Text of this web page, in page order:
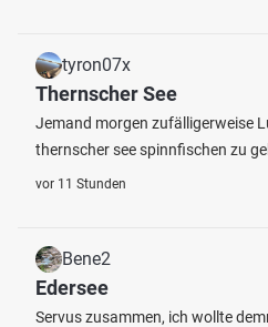
tyron07x
Thernscher See
Jemand morgen zufälligerweise
thernscher see spinnfischen zu
vor 11 Stunden
Bene2
Edersee
Servus zusammen, ich wollte